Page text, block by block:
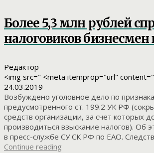
Более 5,3 млн рублей
налоговиков бизнесмен
Редактор
<img src=" <meta itemprop="url" content="
24.03.2019
Возбуждено уголовное дело по
предусмотренного ст. 199.2 УК РФ
средств организации, за счет которых
производиться взыскание налогов). Об
в пресс-службе СУ СК РФ по ЕАО.
Continue reading